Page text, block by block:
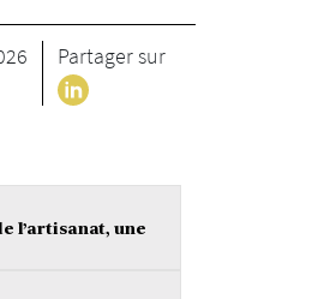
Partager sur
l’artisanat, une